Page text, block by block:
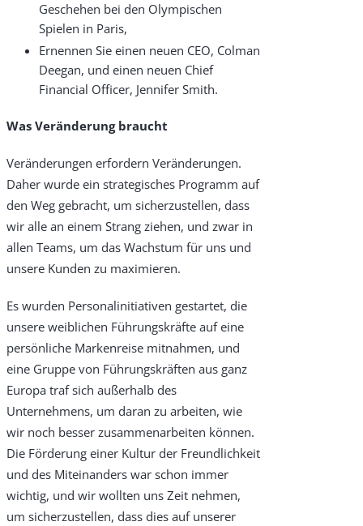
Geschehen bei den Olympischen
Spielen in Paris,
Ernennen Sie einen neuen CEO, Colman
Deegan, und einen neuen Chief
Financial Officer, Jennifer Smith.
Was Veränderung braucht
Veränderungen erfordern Veränderungen.
Daher wurde ein strategisches Programm auf
den Weg gebracht, um sicherzustellen, dass
wir alle an einem Strang ziehen, und zwar in
allen Teams, um das Wachstum für uns und
unsere Kunden zu maximieren.
Es wurden Personalinitiativen gestartet, die
unsere weiblichen Führungskräfte auf eine
persönliche Markenreise mitnahmen, und
eine Gruppe von Führungskräften aus ganz
Europa traf sich außerhalb des
Unternehmens, um daran zu arbeiten, wie
wir noch besser zusammenarbeiten können.
Die Förderung einer Kultur der Freundlichkeit
und des Miteinanders war schon immer
wichtig, und wir wollten uns Zeit nehmen,
um sicherzustellen, dass dies auf unserer